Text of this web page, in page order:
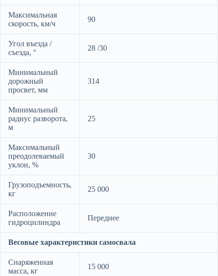
Максимальная
скорость, км/ч
90
Угол въезда /
съезда, °
28 /30
Минимальный
дорожный
просвет, мм
314
Минимальный
радиус разворота,
м
25
Максимальный
преодолеваемый
уклон, %
30
Грузоподъемность,
кг
25 000
Расположение
гидроцилиндра
Переднее
Весовые характеристики самосвала
Снаряженная
масса, кг
15 000